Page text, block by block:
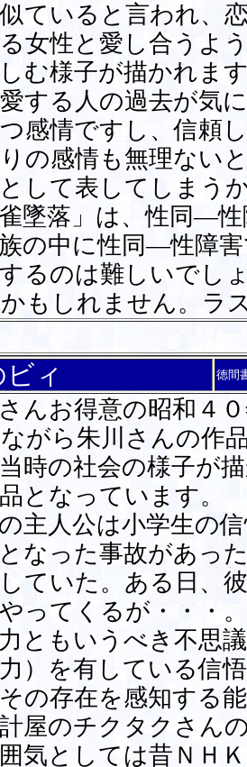
ていると言われ、
女性と愛し合うよ
む様子が描かれま
する人の過去が気
感情ですし、信頼
の感情も無理ない
して表してしまう
墜落」は、性同―性
の中に性同―性障
るのは難しいでし
もしれません。ラ
ィ 徳間
んお得意の昭和４
がら朱川さんの作
時の社会の様子が
となっています。
主人公は小学生の
なった事故があっ
ていた。ある日、
ってくるが・・・。
ともいうべき不思
）を有している信
の存在を感知する
屋のチクタクさん
気としては昔ＮＨ